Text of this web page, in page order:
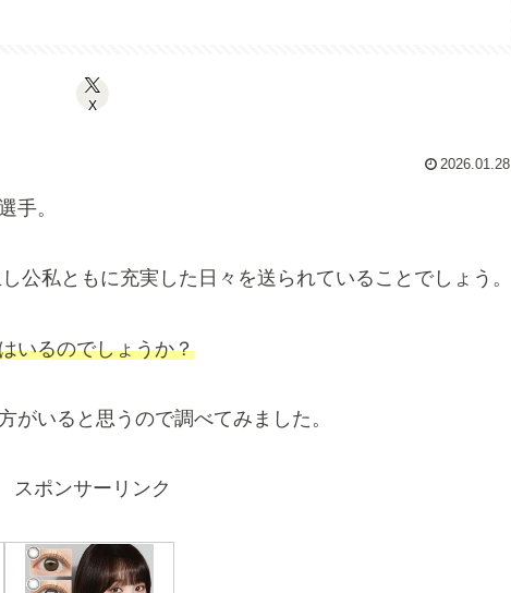
X
2026.01.28
手。
公私ともに充実した日々を送られていることでしょう。
いるのでしょうか？
がいると思うので調べてみました。
スポンサーリンク